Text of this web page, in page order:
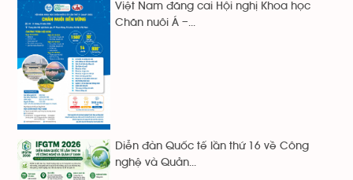
Việt Nam đăng cai Hội nghị Khoa học
Chăn nuôi Á –...
Diễn đàn Quốc tế lần thứ 16 về Công
nghệ và Quản...